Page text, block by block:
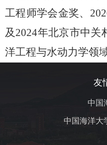
工程师学会金奖、
及 2024年北京市中关
洋工程与水动力学领
友
中国
中国海洋大